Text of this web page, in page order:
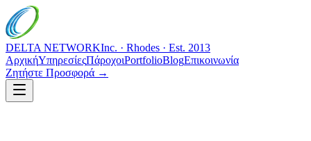
DELTA NETWORKInc. · Rhodes · Est. 2013
ΑρχικήΥπηρεσίεςΠάροχοιPortfolioBlogΕπικοινωνία
Ζητήστε Προσφορά →